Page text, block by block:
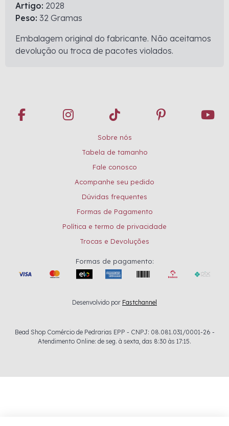
Artigo: 2028
Peso: 32 Gramas
Embalagem original do fabricante. Não aceitamos
devolução ou troca de pacotes violados.
Sobre nós
Tabela de tamanho
Fale conosco
Acompanhe seu pedido
Dúvidas frequentes
Formas de Pagamento
Política e termo de privacidade
Trocas e Devoluções
Formas de pagamento:
Desenvolvido por Fastchannel
Bead Shop Comércio de Pedrarias EPP - CNPJ: 08.081.031/0001-26 -
Atendimento Online: de seg. à sexta, das 8:30 às 17:15.